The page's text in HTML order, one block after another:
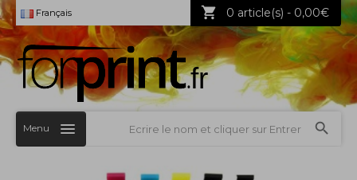
Français 0 article(s) - 0,00€
Menu